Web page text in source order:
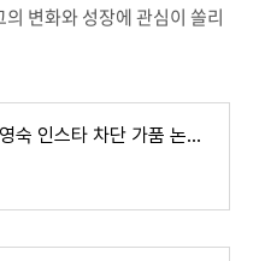
변화와 성장에 관심이 쏠리
나는 솔로 16기 영숙 인스타 차단 가품 논란에 이어 방송 본 전남편이 오열한 사연 밝혀지자 충격